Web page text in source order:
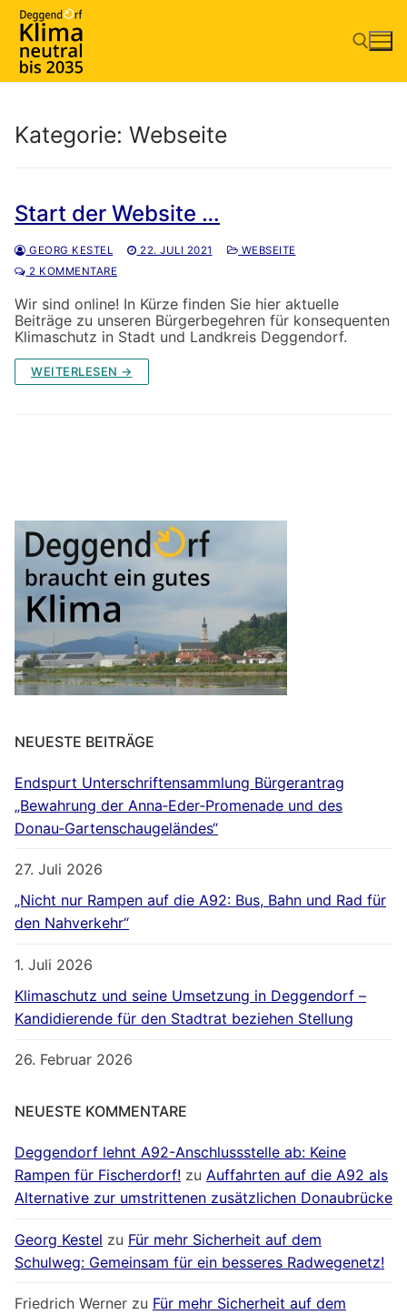
Zum
Inhalt
springen
Kategorie: Webseite
Start der Website …
GEORG KESTEL 22. JULI 2021
WEBSEITE
2 KOMMENTARE
Wir sind online! In Kürze finden Sie hier aktuelle
Beiträge zu unseren Bürgerbegehren für konsequenten
Klimaschutz in Stadt und Landkreis Deggendorf.
WEITERLESEN →
NEUESTE BEITRÄGE
Endspurt Unterschriftensammlung Bürgerantrag
„Bewahrung der Anna‐Eder‐Promenade und des
Donau‐Gartenschaugeländes“
27. Juli 2026
„Nicht nur Rampen auf die A92: Bus, Bahn und Rad für
den Nahverkehr“
1. Juli 2026
Klimaschutz und seine Umsetzung in Deggendorf –
Kandidierende für den Stadtrat beziehen Stellung
26. Februar 2026
NEUESTE KOMMENTARE
Deggendorf lehnt A92-Anschlussstelle ab: Keine
Rampen für Fischerdorf! zu Auffahrten auf die A92 als
Alternative zur umstrittenen zusätzlichen Donaubrücke
Georg Kestel zu Für mehr Sicherheit auf dem
Schulweg: Gemeinsam für ein besseres Radwegenetz!
Friedrich Werner zu Für mehr Sicherheit auf dem